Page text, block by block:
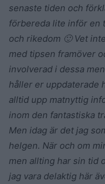
senaste tiden och
förbereda lite inför en
och rikedom 🙂 Vet
med tipsen framöver
involverad i dessa
håller er uppdaterade
alltid upp matnyttig
inom den fantastiska
Men idag är det jag
helgen. När och om
men allting har sin tid
jag vara delaktig här